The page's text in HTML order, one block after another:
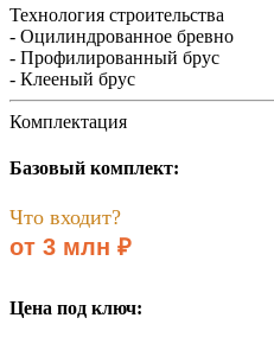
Технология строительства
- Оцилиндрованное бревно
- Профилированный брус
- Клееный брус
Комплектация
Базовый комплект:
Что входит?
от 3 млн ₽
Цена под ключ: